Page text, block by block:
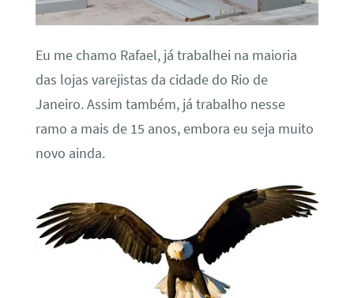
Eu me chamo Rafael, já trabalhei na maioria
das lojas varejistas da cidade do Rio de
Janeiro. Assim também, já trabalho nesse
ramo a mais de 15 anos, embora eu seja muito
novo ainda.